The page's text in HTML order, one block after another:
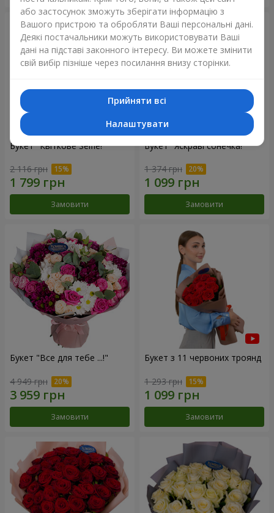
Букет "Квіткове Selfie!"
2 116 грн
Замовити
Букет "Яскраві сонечка!"
1 374 грн
Замовити
Букет "Все для тебе ...!"
4 949 грн
Замовити
Букет з 11 червоних троянд
1 293 грн
Замовити
або застосунок зможуть зберігати інформацію з
Вашого пристрою та обробляти Ваші персональні дані.
Деякі постачальники можуть використовувати Ваші
дані на підставі законного інтересу. Ви можете змінити
свій вибір пізніше через посилання внизу сторінки.
Прийняти всі
Налаштувати